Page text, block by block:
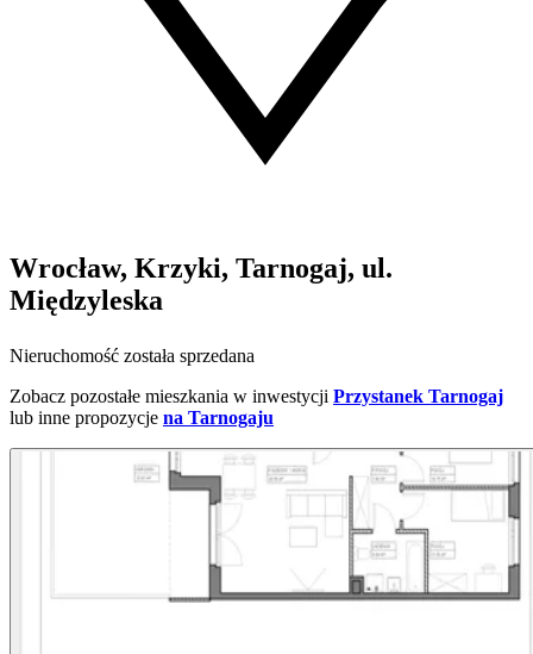
Wrocław, Krzyki, Tarnogaj, ul.
Międzyleska
Nieruchomość została sprzedana
Zobacz pozostałe mieszkania w inwestycji Przystanek Tarnogaj
lub inne propozycje na Tarnogaju